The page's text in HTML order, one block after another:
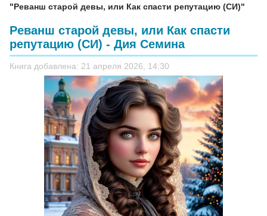
"Реванш старой девы, или Как спасти репутацию (СИ)"
Реванш старой девы, или Как спасти
репутацию (СИ) - Дия Семина
Книга добавлена: 21 апреля 2026, 14:30